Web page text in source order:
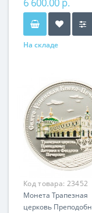
6 600.00 р.
На складе
Код товара: 23452
Монета Трапезная
церковь